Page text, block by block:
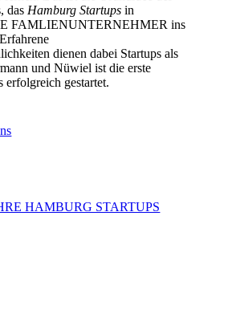
HAMBURG STARTUPS
das Hamburg Startups in
FAMLIENUNTERNEHMER ins
dienen dabei Startups als
und Nüwiel ist die erste
erfolgreich gestartet.